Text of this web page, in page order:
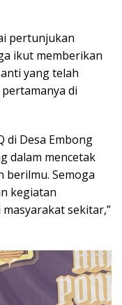
pertunjukan
ikut memberikan
yang telah
di
di Desa Embong
dalam mencetak
berilmu. Semoga
kegiatan
sekitar,”